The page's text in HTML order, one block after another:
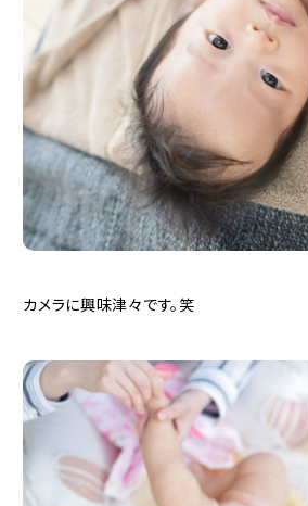
カメラに興味津々です。笑